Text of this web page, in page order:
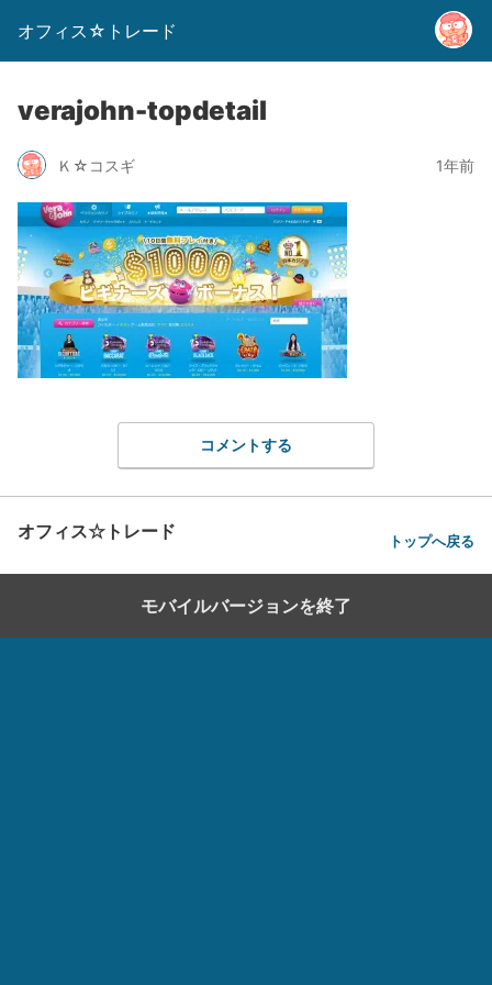
オフィス☆トレード
verajohn-topdetail
Ｋ☆コスギ 1年前
コメントする
オフィス☆トレード トップへ戻る
モバイルバージョンを終了